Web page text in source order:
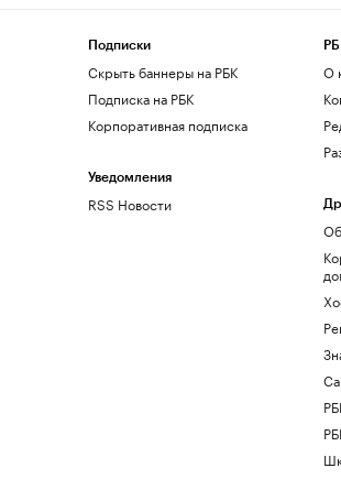
Подписки
Скрыть баннеры на РБК
Подписка на РБК
Корпоративная подписка
Уведомления
RSS Новости
О